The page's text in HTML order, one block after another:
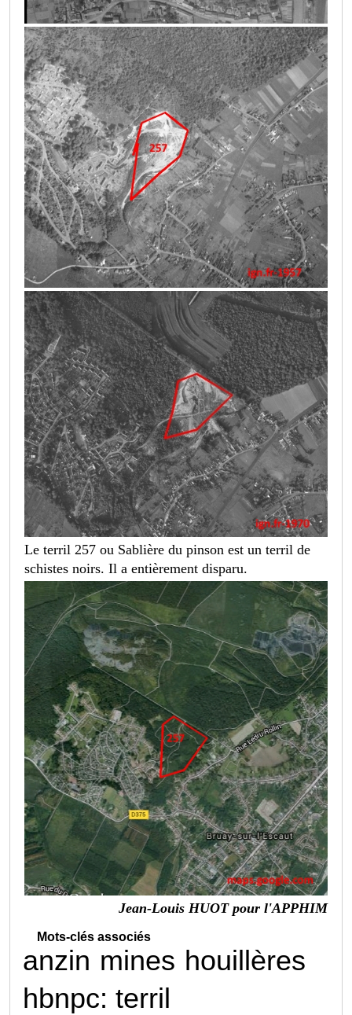
Le terril 257 ou Sablière du pinson est un terril de
schistes noirs. Il a entièrement disparu.
Jean-Louis HUOT pour l'APPHIM
Mots-clés associés
anzin mines houillères
hbnpc: terril